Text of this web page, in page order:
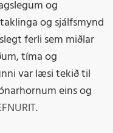
og
og sjálfsmynd
ferli sem miðlar
tíma og
var læsi tekið til
eins og
.